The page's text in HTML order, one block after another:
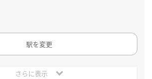
駅を変更
さらに表示